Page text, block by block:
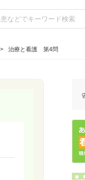
治療と看護 第4問